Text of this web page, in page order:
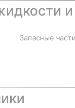
и
Запасные